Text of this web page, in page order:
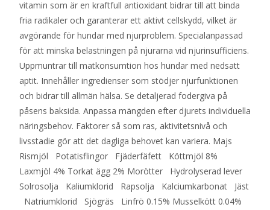
vitamin som är en kraftfull antioxidant bidrar till att binda
fria radikaler och garanterar ett aktivt cellskydd, vilket är
avgörande för hundar med njurproblem. Specialanpassad
för att minska belastningen på njurarna vid njurinsufficiens.
Uppmuntrar till matkonsumtion hos hundar med nedsatt
aptit. Innehåller ingredienser som stödjer njurfunktionen
och bidrar till allmän hälsa. Se detaljerad fodergiva på
påsens baksida. Anpassa mängden efter djurets individuella
näringsbehov. Faktorer så som ras, aktivitetsnivå och
livsstadie gör att det dagliga behovet kan variera. Majs
Rismjöl Potatisflingor Fjäderfäfett Köttmjöl 8%
Laxmjöl 4% Torkat ägg 2% Morötter Hydrolyserad lever
Solrosolja Kaliumklorid Rapsolja Kalciumkarbonat Jäst
Natriumklorid Sjögräs Linfrö 0.15% Musselkött 0.04%